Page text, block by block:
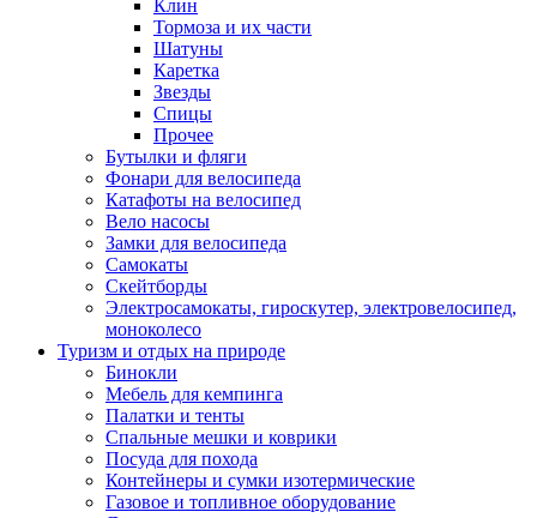
Клин
Тормоза и их части
Шатуны
Каретка
Звезды
Спицы
Прочее
Бутылки и фляги
Фонари для велосипеда
Катафоты на велосипед
Вело насосы
Замки для велосипеда
Самокаты
Скейтборды
Электросамокаты, гироскутер, электровелосипед,
моноколесо
Туризм и отдых на природе
Бинокли
Мебель для кемпинга
Палатки и тенты
Спальные мешки и коврики
Посуда для похода
Контейнеры и сумки изотермические
Газовое и топливное оборудование